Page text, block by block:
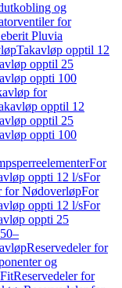
og
for
Pluvia
Takavløp opptil 12
opptil 25
oppti 100
for
opptil 12
opptil 25
oppti 100
For
oppti 12 l/sFor
for NødoverløpFor
oppti 12 l/sFor
oppti 25
Reservedeler for
og
Reservedeler for